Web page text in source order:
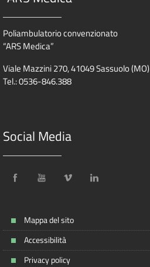
Poliambulatorio convenzionato
“ARS Medica”
Viale Mazzini 270, 41049 Sassuolo (MO)
Tel.: 0536-846.388
Social Media
Mappa del sito
Accessibilità
Privacy policy